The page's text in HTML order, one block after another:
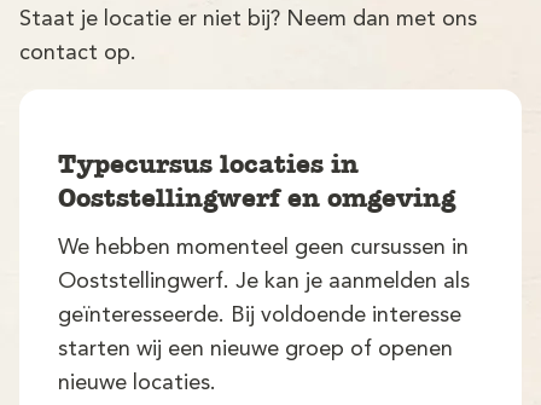
Demo
Staat je locatie er niet bij? Neem dan met ons
contact op.
Typecursus locaties in
Ooststellingwerf en omgeving
We hebben momenteel geen cursussen in
Ooststellingwerf. Je kan je aanmelden als
geïnteresseerde. Bij voldoende interesse
starten wij een nieuwe groep of openen
nieuwe locaties.